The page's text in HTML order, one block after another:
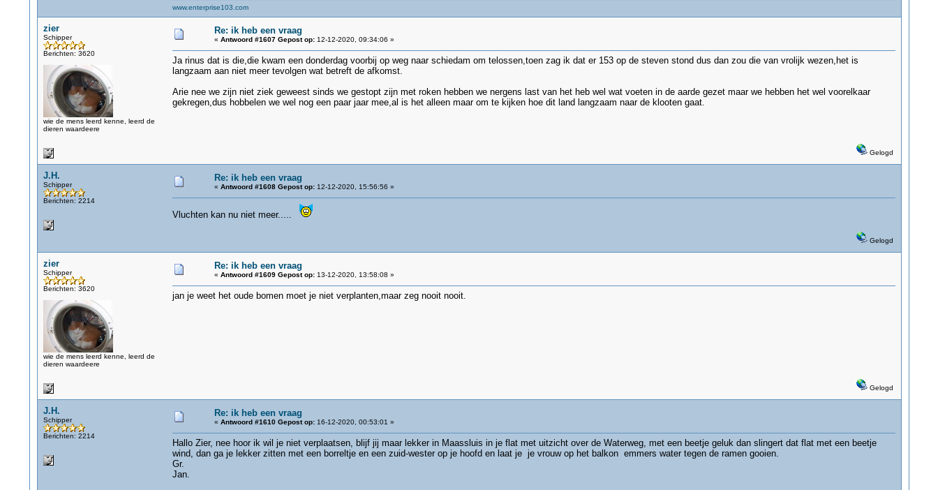
www.enterprise103.com
zier
Schipper
Berichten: 3620
wie de mens leerd kenne, leerd de
dieren waardeere
Re: ik heb een vraag
« Antwoord #1607 Gepost op:12-12-2020, 09:34:06 »
Ja rinus dat is die,die kwam een donderdag voorbij op weg naar schiedam om telossen,toen zag ik dat er 153 op de steven stond dus dan zou die van vrolijk wezen,het is
langzaam aan niet meer tevolgen wat betreft de afkomst.
Arie nee we zijn niet ziek geweest sinds we gestopt zijn met roken hebben we nergens last van het heb wel wat voeten in de aarde gezet maar we hebben het wel voorelkaar
gekregen,dus hobbelen we wel nog een paar jaar mee,al is het alleen maar om te kijken hoe dit land langzaam naar de klooten gaat.
Gelogd
J.H.
Schipper
Berichten: 2214
Re: ik heb een vraag
« Antwoord #1608 Gepost op:12-12-2020, 15:56:56 »
Vluchten kan nu niet meer.....
Gelogd
zier
Schipper
Berichten: 3620
wie de mens leerd kenne, leerd de
dieren waardeere
Re: ik heb een vraag
« Antwoord #1609 Gepost op:13-12-2020, 13:58:08 »
jan je weet het oude bomen moet je niet verplanten,maar zeg nooit nooit.
Gelogd
J.H.
Schipper
Berichten: 2214
Re: ik heb een vraag
« Antwoord #1610 Gepost op:16-12-2020, 00:53:01 »
Hallo Zier, nee hoor ik wil je niet verplaatsen, blijf jij maar lekker in Maassluis in je flat met uitzicht over de Waterweg, met een beetje geluk dan slingert dat flat met een beetje
wind, dan ga je lekker zitten met een borreltje en een zuid-wester op je hoofd en laat je je vrouw op het balkon emmers water tegen de ramen gooien.
Gr.
Jan.